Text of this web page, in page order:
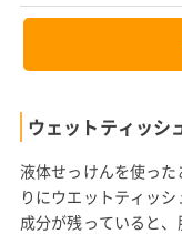
ウェットティッシ
液体せっけんを使っ
りにウエットティッ
成分が残っていると